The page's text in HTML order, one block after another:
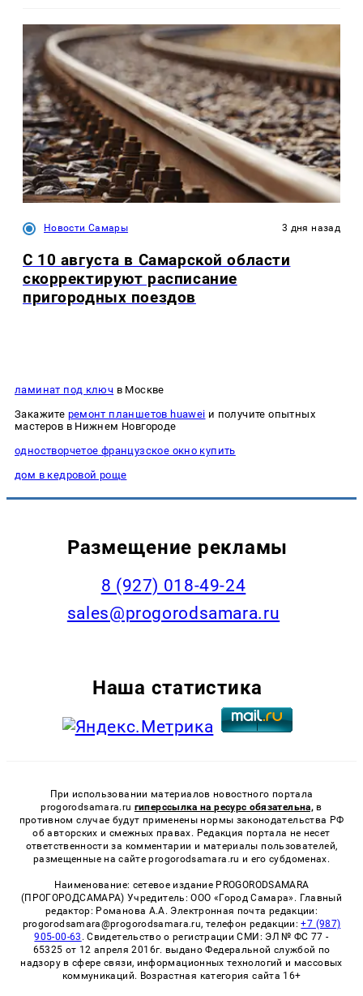
Новости Самары 3 дня назад
С 10 августа в Самарской области
скорректируют расписание
пригородных поездов
ламинат под ключ в Москве
Закажите ремонт планшетов huawei и получите опытных
мастеров в Нижнем Новгороде
одностворчетое французское окно купить
дом в кедровой роще
Размещение рекламы
8 (927) 018-49-24
sales@progorodsamara.ru
Наша статистика
При использовании материалов новостного портала
progorodsamara.ru гиперссылка на ресурс обязательна, в
противном случае будут применены нормы законодательства РФ
об авторских и смежных правах. Редакция портала не несет
ответственности за комментарии и материалы пользователей,
размещенные на сайте progorodsamara.ru и его субдоменах.
Наименование: сетевое издание PROGORODSAMARA
(ПРОГОРОДСАМАРА) Учредитель: ООО «Город Самара». Главный
редактор: Романова А.А. Электронная почта редакции:
progorodsamara@progorodsamara.ru, телефон редакции:+7 (987)
905-00-63 . Свидетельство о регистрации СМИ: ЭЛ № ФС 77 -
65325 от 12 апреля 2016г. выдано Федеральной службой по
надзору в сфере связи, информационных технологий и массовых
коммуникаций. Возрастная категория сайта 16+